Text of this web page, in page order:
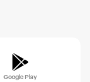
Google Play